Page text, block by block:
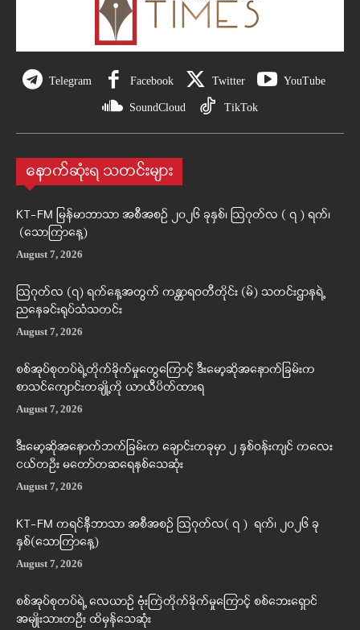
Telegram Facebook Twitter YouTube
SoundCloud TikTok
နောက်ဆုံးရ သတင်းများ
KT-FM မြန်မာဘာသာ အစီအစဉ် ၂၀၂၆ ခုနှစ်၊ ဩဂုတ်လ ( ၇ ) ရက်၊
(သောကြာနေ့)
August 7, 2026
ဩဂုတ်လ (၇) ရက်နေ့အတွက် ကန္တာရဝတီတိုင်း (မ်) သတင်းဌာနရဲ့
ညနေခင်းရုပ်သံသတင်း
August 7, 2026
စစ်အုပ်စုတပ်ရဲ့တိုက်ခိုက်မှုတွေကြောင့် ဒီးမော့ဆိုအနောက်ခြမ်းက
စာသင်ကျောင်းတချို့ကို ယာယီပိတ်ထားရ
August 7, 2026
ဒီးမော့ဆိုအနောက်ဘက်ခြမ်းက ချောင်းတခုမှာ ၂ နှစ်ဝန်းကျင် ကလေး
ငယ်တဦး မတော်တဆရေနစ်သေဆုံး
August 7, 2026
KT-FM ကရင်နီဘာသာ အစီအစဉ် ဩဂုတ်လ( ၇ ) ရက်၊ ၂၀၂၆ ခု
နှစ်(သောကြာနေ့)
August 7, 2026
စစ်အုပ်စုတပ်ရဲ့ လေယာဉ် ဗုံးကြဲတိုက်ခိုက်မှုကြောင့် စစ်ဘေးရှောင်
အမျိုးသားတဦး ထိမှန်သေဆုံး